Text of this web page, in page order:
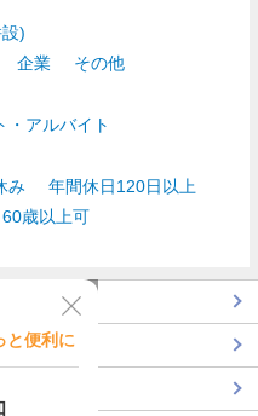
)
企業
その他
・アルバイト
み
年間休日120日以上
60歳以上可
と便利に